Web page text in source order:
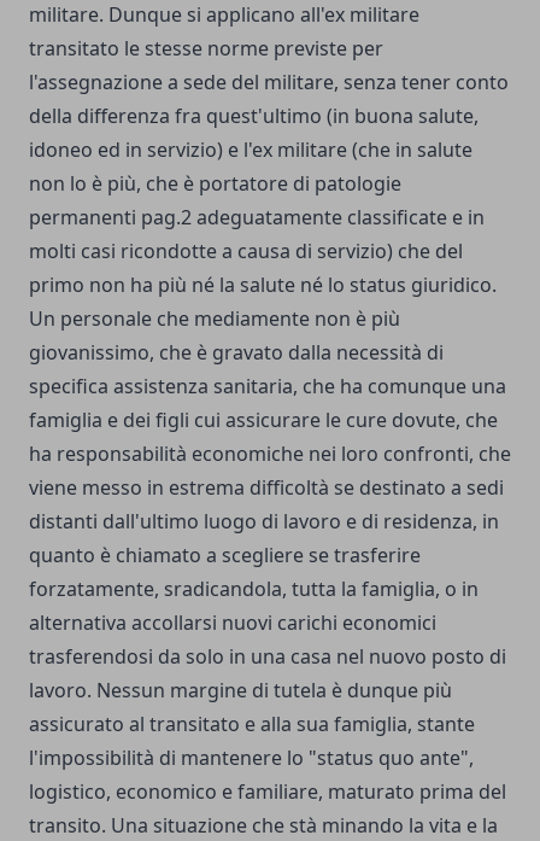
militare. Dunque si applicano all'ex militare
transitato le stesse norme previste per
l'assegnazione a sede del militare, senza tener conto
della differenza fra quest'ultimo (in buona salute,
idoneo ed in servizio) e l'ex militare (che in salute
non lo è più, che è portatore di patologie
permanenti pag.2 adeguatamente classificate e in
molti casi ricondotte a causa di servizio) che del
primo non ha più né la salute né lo status giuridico.
Un personale che mediamente non è più
giovanissimo, che è gravato dalla necessità di
specifica assistenza sanitaria, che ha comunque una
famiglia e dei figli cui assicurare le cure dovute, che
ha responsabilità economiche nei loro confronti, che
viene messo in estrema difficoltà se destinato a sedi
distanti dall'ultimo luogo di lavoro e di residenza, in
quanto è chiamato a scegliere se trasferire
forzatamente, sradicandola, tutta la famiglia, o in
alternativa accollarsi nuovi carichi economici
trasferendosi da solo in una casa nel nuovo posto di
lavoro. Nessun margine di tutela è dunque più
assicurato al transitato e alla sua famiglia, stante
l'impossibilità di mantenere lo "status quo ante",
logistico, economico e familiare, maturato prima del
transito. Una situazione che stà minando la vita e la